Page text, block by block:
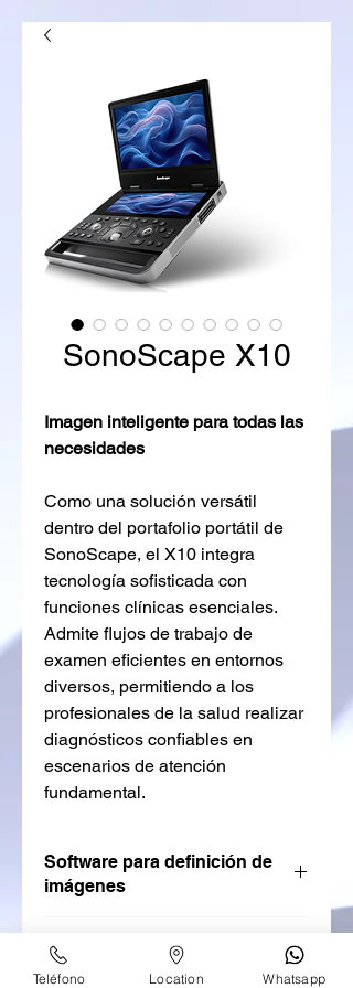
SonoScape X10
Imagen inteligente para todas las
necesidades
Como una solución versátil
dentro del portafolio portátil de
SonoScape, el X10 integra
tecnología sofisticada con
funciones clínicas esenciales.
Admite flujos de trabajo de
examen eficientes en entornos
diversos, permitiendo a los
profesionales de la salud realizar
diagnósticos confiables en
escenarios de atención
fundamental.
Software para definición de
imágenes
Bright Flow proporciona una
visualización del flujo Doppler Color
Características
Teléfono Location Whatsapp